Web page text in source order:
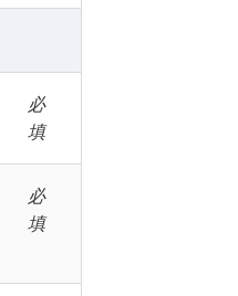
必
填
必
填